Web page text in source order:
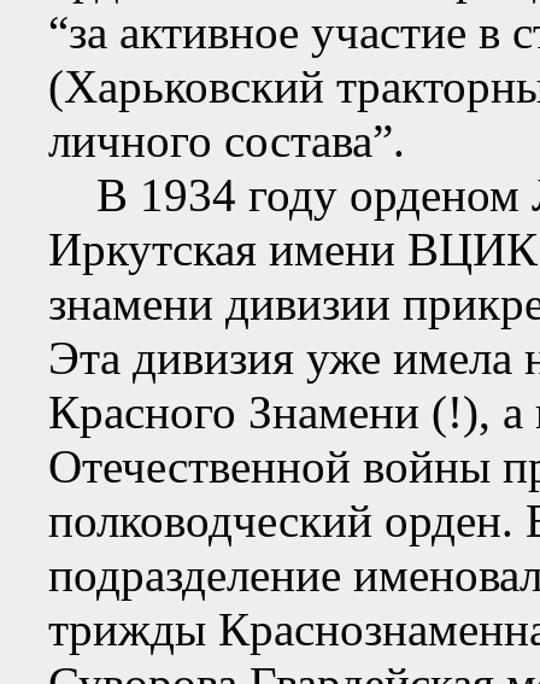
“за активное участие в
(Харьковский
личного состава”.
В 1934 году орденом
Иркутская имени ВЦИК
знамени дивизии
Эта дивизия уже имела
Красного Знамени (!),
Отечественной войны
полководческий орден.
подразделение
трижды